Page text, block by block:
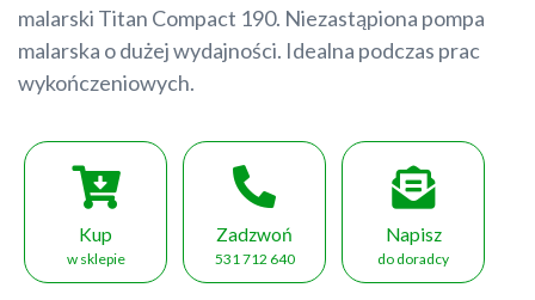
malarski Titan Compact 190. Niezastąpiona pompa
malarska o dużej wydajności. Idealna podczas prac
wykończeniowych.
Kup
w sklepie
Zadzwoń
531 712 640
Napisz
do doradcy